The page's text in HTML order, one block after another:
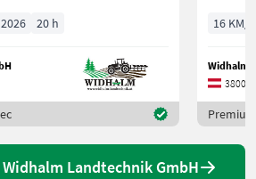
20 h 16 KM/
Widhalm
3800
Landtechnik GmbH